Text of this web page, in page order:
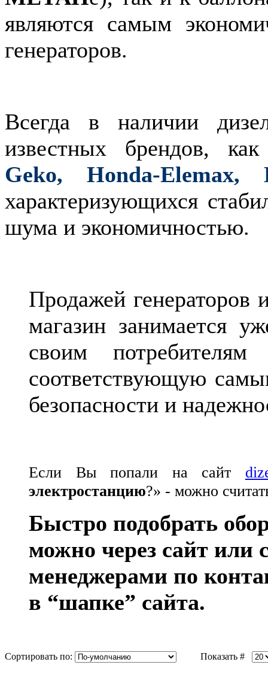
являются самым
генераторов.
Всегда в наличии
известных брендов,
Geko, Honda-Elemax,
характеризующихся
шума и экономичностью.
Продажей генераторов
магазин занимается
своим
соответствующую
безопасности и
Если Вы попали на сайт
электростанцию?» - можно
Быстро подобрать
можно через сайт
менеджерами по
в “шапке” сайта.
Сортировать по: Показать #